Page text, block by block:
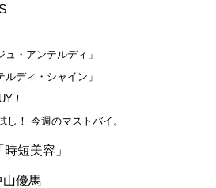
・アンテルディ」
ルディ・シャイン」
！
し！ 今週のマストバイ。
短美容」
山優馬